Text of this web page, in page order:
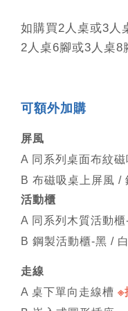
如購買2人桌或3人
2人桌6腳或3人桌
可額外加購
屏風
A 同系列桌面布紋磁
B 布磁吸桌上屏風 /
活動櫃
A 同系列木質活動
B 鋼製活動櫃-黑 /
走線
A 桌下單向走線槽 ※